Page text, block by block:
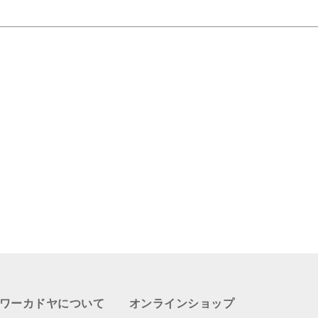
ーカドヤについて オンラインショップ